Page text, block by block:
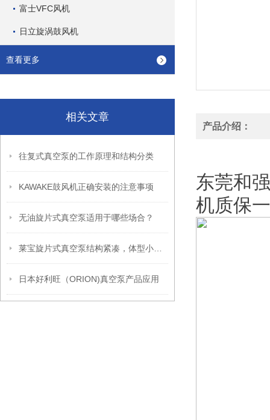
富士VFC风机
日立旋涡鼓风机
查看更多
相关文章
往复式真空泵的工作原理和结构分类
KAWAKE鼓风机正确安装的注意事项
无油旋片式真空泵适用于哪些场合？
日本好利旺（ORION)真空泵产品应用
产品介绍：
东莞和
机质保